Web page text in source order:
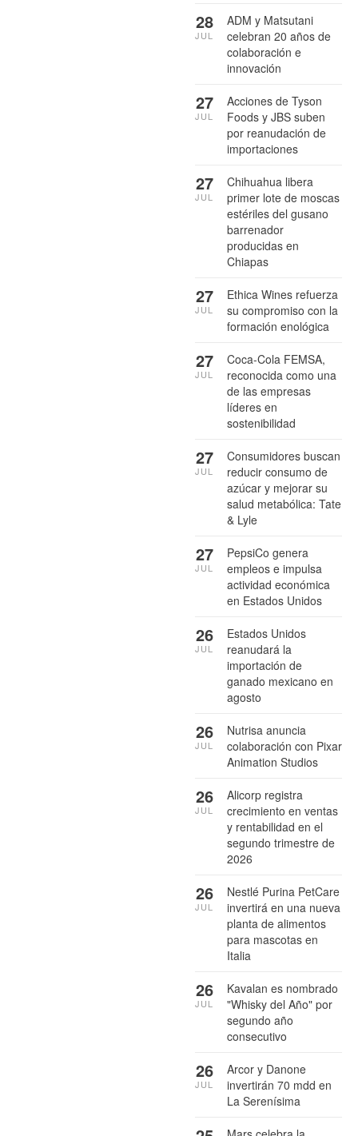
ADM y Matsutani
celebran 20 años de
colaboración e
innovación
28
JUL
Acciones de Tyson
Foods y JBS suben
por reanudación de
importaciones
27
JUL
Chihuahua libera
primer lote de moscas
estériles del gusano
barrenador
producidas en
Chiapas
27
JUL
Ethica Wines refuerza
su compromiso con la
formación enológica
27
JUL
Coca-Cola FEMSA,
reconocida como una
de las empresas
líderes en
sostenibilidad
27
JUL
Consumidores buscan
reducir consumo de
azúcar y mejorar su
salud metabólica: Tate
& Lyle
27
JUL
PepsiCo genera
empleos e impulsa
actividad económica
en Estados Unidos
27
JUL
Estados Unidos
reanudará la
importación de
ganado mexicano en
agosto
26
JUL
Nutrisa anuncia
colaboración con Pixar
Animation Studios
26
JUL
Alicorp registra
crecimiento en ventas
y rentabilidad en el
segundo trimestre de
2026
26
JUL
Nestlé Purina PetCare
invertirá en una nueva
planta de alimentos
para mascotas en
Italia
26
JUL
Kavalan es nombrado
"Whisky del Año" por
segundo año
consecutivo
26
JUL
Arcor y Danone
invertirán 70 mdd en
La Serenísima
26
JUL